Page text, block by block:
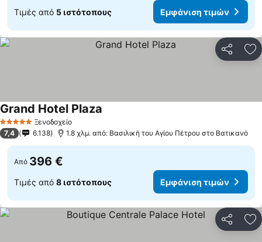
Τιμές από 5 ιστότοπους Εμφάνιση τιμών
5 Αστέρια Ξενοδοχείο
Grand Hotel Plaza
7,4 6.138 1.8 χλμ. από: Βασιλική του Αγίου Πέτρου στο Βατικανό
Από 396 €
Τιμές από 8 ιστότοπους Εμφάνιση τιμών